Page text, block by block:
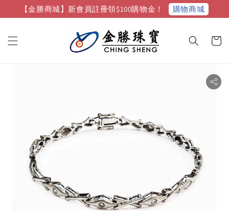
【金勝商城】新會員註冊領$100購物金！ 購物商城